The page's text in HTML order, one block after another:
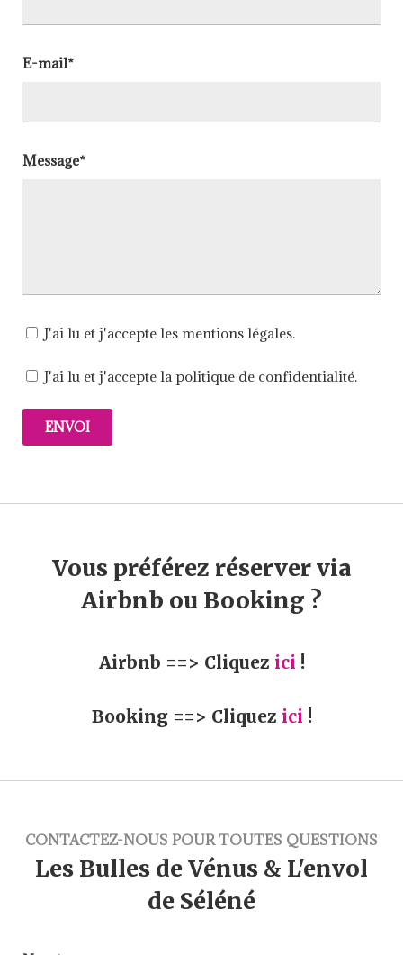
E-mail*
Message*
J'ai lu et j'accepte les mentions légales.
J'ai lu et j'accepte la politique de confidentialité.
Vous préférez réserver via
Airbnb ou Booking ?
Airbnb ==> Cliquez ici !
Booking ==> Cliquez ici !
CONTACTEZ-NOUS POUR TOUTES QUESTIONS
Les Bulles de Vénus & L'envol
de Séléné